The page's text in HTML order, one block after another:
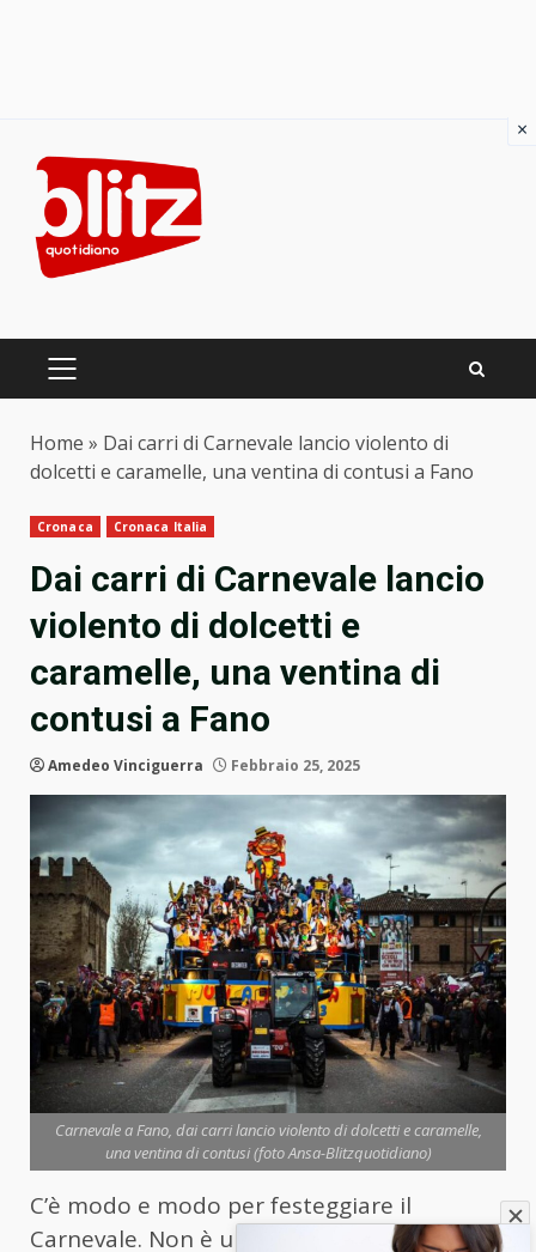
content
PRIMARY
Home » Dai carri di Carnevale lancio violento di
dolcetti e caramelle, una ventina di contusi a Fano
Cronaca Cronaca Italia
Dai carri di Carnevale lancio
violento di dolcetti e
caramelle, una ventina di
contusi a Fano
Amedeo Vinciguerra Febbraio 25, 2025
Carnevale a Fano, dai carri lancio violento di dolcetti e caramelle,
una ventina di contusi (foto Ansa-Blitzquotidiano)
C’è modo e modo per festeggiare il
Carnevale. Non è un modo appropriato e
×